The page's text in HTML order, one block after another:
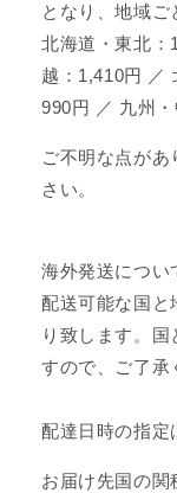
となり、地域ご
北海道・東北：
越：1,410円 ／
990円 ／ 九州
ご不明な点が
さい。
海外発送につい
配送可能な国と
り致します。
すので、ご了承
配達日時の指定
お届け先国の関